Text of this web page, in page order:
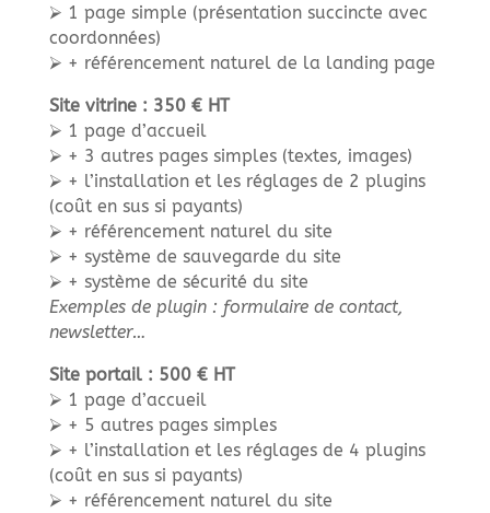
⮚ 1 page simple (présentation succincte avec
coordonnées)
⮚ + référencement naturel de la landing page
Site vitrine : 350 € HT
⮚ 1 page d’accueil
⮚ + 3 autres pages simples (textes, images)
⮚ + l’installation et les réglages de 2 plugins
(coût en sus si payants)
⮚ + référencement naturel du site
⮚ + système de sauvegarde du site
⮚ + système de sécurité du site
Exemples de plugin : formulaire de contact,
newsletter…
Site portail : 500 € HT
⮚ 1 page d’accueil
⮚ + 5 autres pages simples
⮚ + l’installation et les réglages de 4 plugins
(coût en sus si payants)
⮚ + référencement naturel du site